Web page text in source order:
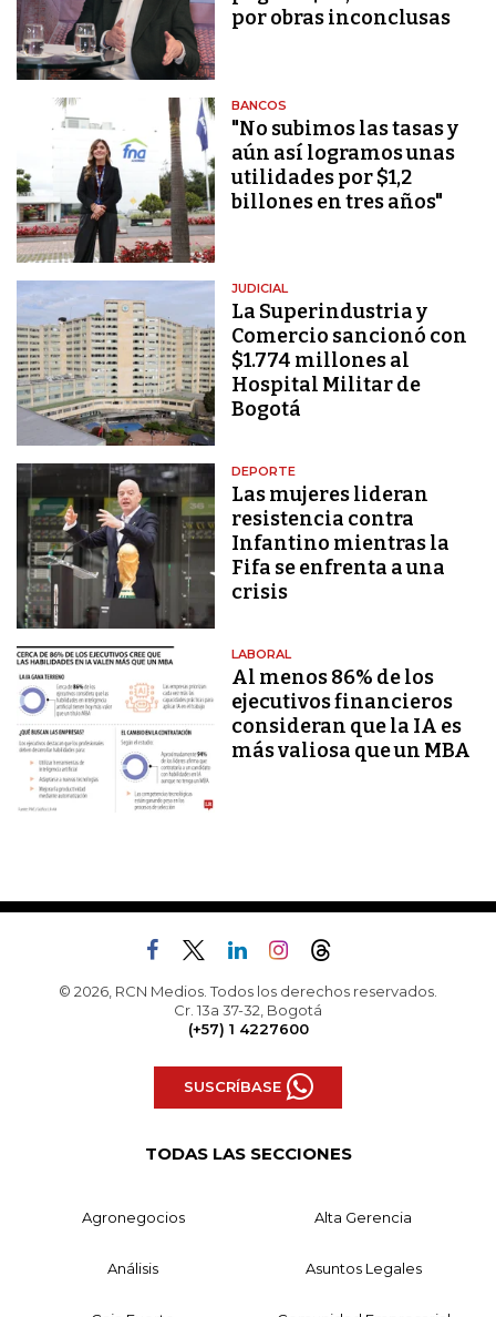
por obras inconclusas
BANCOS
"No subimos las tasas y
aún así logramos unas
utilidades por $1,2
billones en tres años"
JUDICIAL
La Superindustria y
Comercio sancionó con
$1.774 millones al
Hospital Militar de
Bogotá
DEPORTE
Las mujeres lideran
resistencia contra
Infantino mientras la
Fifa se enfrenta a una
crisis
LABORAL
Al menos 86% de los
ejecutivos financieros
consideran que la IA es
más valiosa que un MBA
© 2026, RCN Medios. Todos los derechos reservados.
Cr. 13a 37-32, Bogotá
(+57) 1 4227600
SUSCRÍBASE
TODAS LAS SECCIONES
Agronegocios Alta Gerencia
Análisis Asuntos Legales